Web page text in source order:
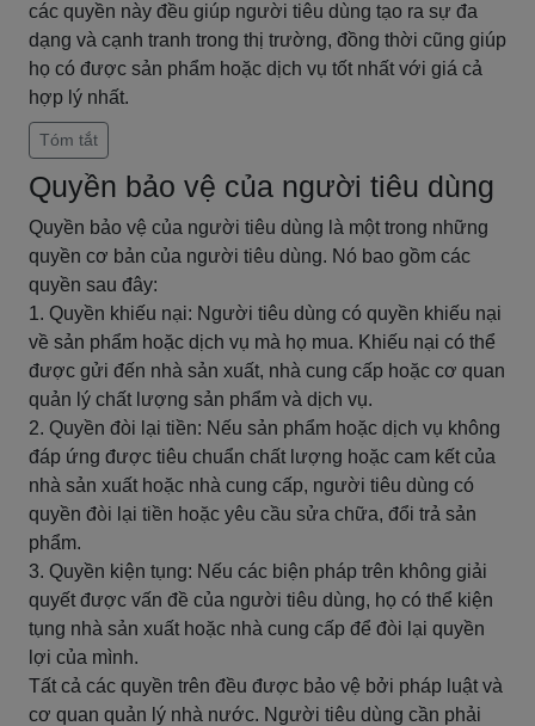
các quyền này đều giúp người tiêu dùng tạo ra sự đa
dạng và cạnh tranh trong thị trường, đồng thời cũng giúp
họ có được sản phẩm hoặc dịch vụ tốt nhất với giá cả
hợp lý nhất.
Tóm tắt
Quyền bảo vệ của người tiêu dùng
Quyền bảo vệ của người tiêu dùng là một trong những
quyền cơ bản của người tiêu dùng. Nó bao gồm các
quyền sau đây:
1. Quyền khiếu nại: Người tiêu dùng có quyền khiếu nại
về sản phẩm hoặc dịch vụ mà họ mua. Khiếu nại có thể
được gửi đến nhà sản xuất, nhà cung cấp hoặc cơ quan
quản lý chất lượng sản phẩm và dịch vụ.
2. Quyền đòi lại tiền: Nếu sản phẩm hoặc dịch vụ không
đáp ứng được tiêu chuẩn chất lượng hoặc cam kết của
nhà sản xuất hoặc nhà cung cấp, người tiêu dùng có
quyền đòi lại tiền hoặc yêu cầu sửa chữa, đổi trả sản
phẩm.
3. Quyền kiện tụng: Nếu các biện pháp trên không giải
quyết được vấn đề của người tiêu dùng, họ có thể kiện
tụng nhà sản xuất hoặc nhà cung cấp để đòi lại quyền
lợi của mình.
Tất cả các quyền trên đều được bảo vệ bởi pháp luật và
cơ quan quản lý nhà nước. Người tiêu dùng cần phải